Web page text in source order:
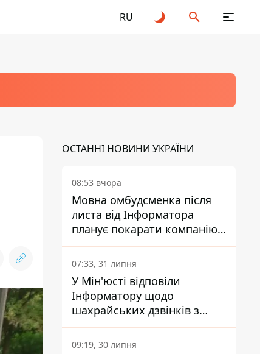
RU
ОСТАННІ НОВИНИ УКРАЇНИ
08:53 вчора
Мовна омбудсменка після
листа від Інформатора
планує покарати компанію-
підрядника ПриватБанку
07:33, 31 липня
У Мін'юсті відповіли
Інформатору щодо
шахрайських дзвінків з
камери Сумського СІЗО так,
що ніхто нічого не зрозумів
09:19, 30 липня